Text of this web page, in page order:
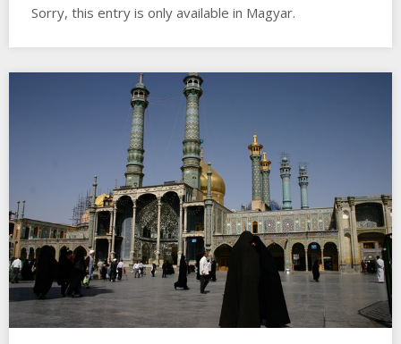
Sorry, this entry is only available in Magyar.